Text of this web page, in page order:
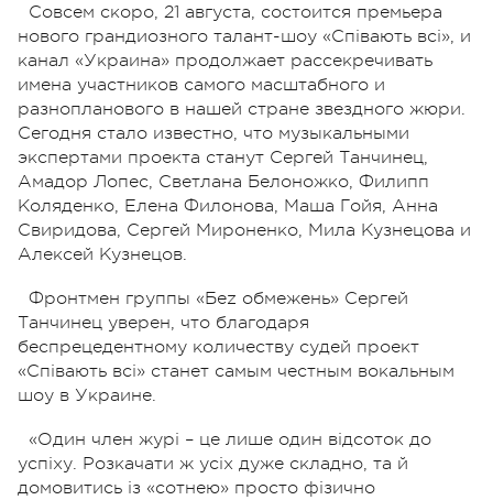
Совсем скоро, 21 августа, состоится премьера
нового грандиозного талант-шоу «Співають всі», и
канал «Украина» продолжает рассекречивать
имена участников самого масштабного и
разнопланового в нашей стране звездного жюри.
Сегодня стало известно, что музыкальными
экспертами проекта станут Сергей Танчинец,
Амадор Лопес, Светлана Белоножко, Филипп
Коляденко, Елена Филонова, Маша Гойя, Анна
Свиридова, Сергей Мироненко, Мила Кузнецова и
Алексей Кузнецов.
Фронтмен группы «Беz обмежень» Сергей
Танчинец уверен, что благодаря
беспрецедентному количеству судей проект
«Співають всі» станет самым честным вокальным
шоу в Украине.
«Один член журі – це лише один відсоток до
успіху. Розкачати ж усіх дуже складно, та й
домовитись із «сотнею» просто фізично